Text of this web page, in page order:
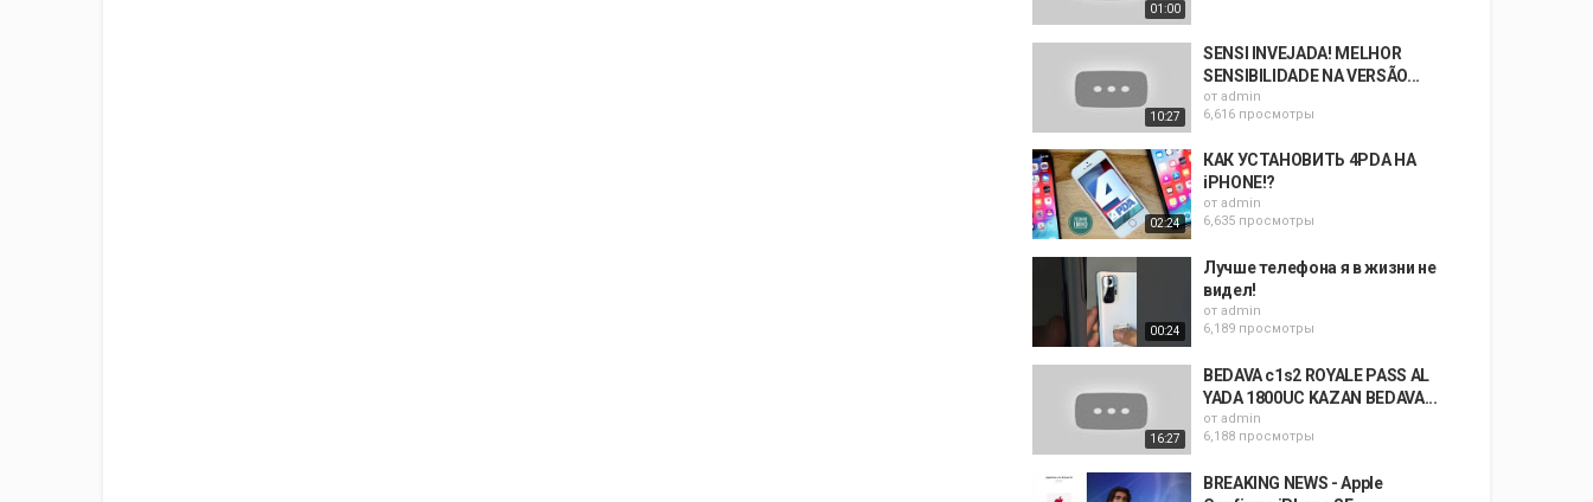
01:00
10:27
SENSI INVEJADA! MELHOR
SENSIBILIDADE NA VERSÃO...
от admin
6,616 просмотры
02:24
КАК УСТАНОВИТЬ 4PDA НА
iPHONE!?
от admin
6,635 просмотры
00:24
Лучше телефона я в жизни не
видел!
от admin
6,189 просмотры
16:27
BEDAVA c1s2 ROYALE PASS AL
YADA 1800UC KAZAN BEDAVA...
от admin
6,188 просмотры
BREAKING NEWS - Apple